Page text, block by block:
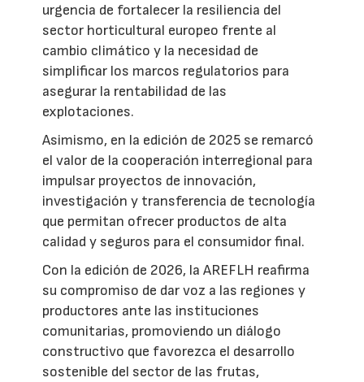
urgencia de fortalecer la resiliencia del
sector horticultural europeo frente al
cambio climático y la necesidad de
simplificar los marcos regulatorios para
asegurar la rentabilidad de las
explotaciones.
Asimismo, en la edición de 2025 se remarcó
el valor de la cooperación interregional para
impulsar proyectos de innovación,
investigación y transferencia de tecnología
que permitan ofrecer productos de alta
calidad y seguros para el consumidor final.
Con la edición de 2026, la AREFLH reafirma
su compromiso de dar voz a las regiones y
productores ante las instituciones
comunitarias, promoviendo un diálogo
constructivo que favorezca el desarrollo
sostenible del sector de las frutas,